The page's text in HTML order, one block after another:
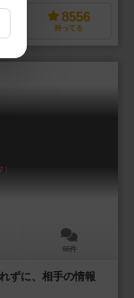
8556
持ってる
66件
ずに、相手の情報